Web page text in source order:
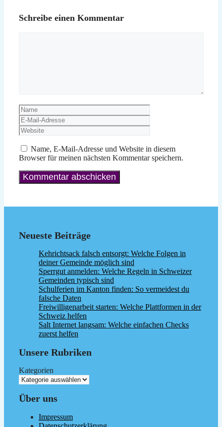
Schreibe einen Kommentar
Name
Mail-
Adresse
Name, E-Mail-Adresse und Website in diesem
Browser für meinen nächsten Kommentar speichern.
Neueste Beiträge
Kehrichtsack falsch entsorgt: Welche Folgen in
deiner Gemeinde möglich sind
Sperrgut anmelden: Welche Regeln in Schweizer
Gemeinden typisch sind
Schulferien im Kanton finden: So vermeidest du
falsche Daten
Freiwilligenarbeit starten: Welche Plattformen in der
Schweiz helfen
Salt Internet langsam: Welche einfachen Checks
zuerst helfen
Unsere Rubriken
Kategorien
Über uns
Impressum